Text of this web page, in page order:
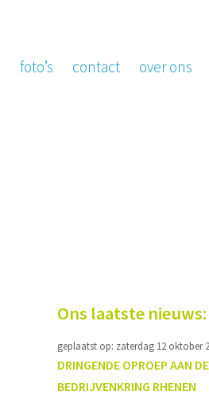
foto’s contact over ons
Ons laatste nieuws:
geplaatst op: zaterdag 12 oktober
DRINGENDE OPROEP AAN
BEDRIJVENKRING RHENEN